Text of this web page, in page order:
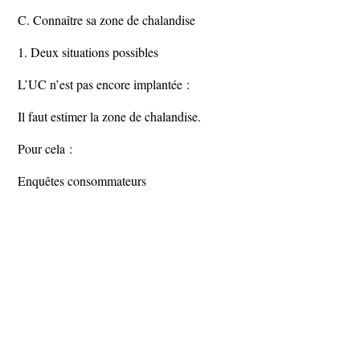
C. Connaître sa zone de chalandise
1. Deux situations possibles
L’UC n’est pas encore implantée :
Il faut estimer la zone de chalandise.
Pour cela :
Enquêtes consommateurs